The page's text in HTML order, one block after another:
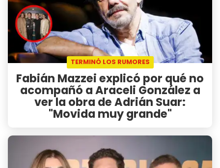
TERMINÓ LOS RUMORES
Fabián Mazzei explicó por qué no
acompañó a Araceli González a
ver la obra de Adrián Suar:
"Movida muy grande"